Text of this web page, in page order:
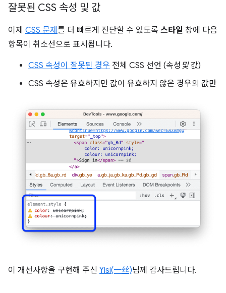
잘못된 CSS 속성 및 값
이제 CSS 문제 를 더 빠르게 진단할 수 있도록 스타일 창에 다음
항목이 취소선으로 표시됩니다.
CSS 속성이 잘못된 경우 전체 CSS 선언 (속성 및값)
CSS 속성은 유효하지만 값이 유효하지 않은 경우의 값만
이 개선사항을 구현해 주신 Yisi(一丝)님께 감사드립니다.